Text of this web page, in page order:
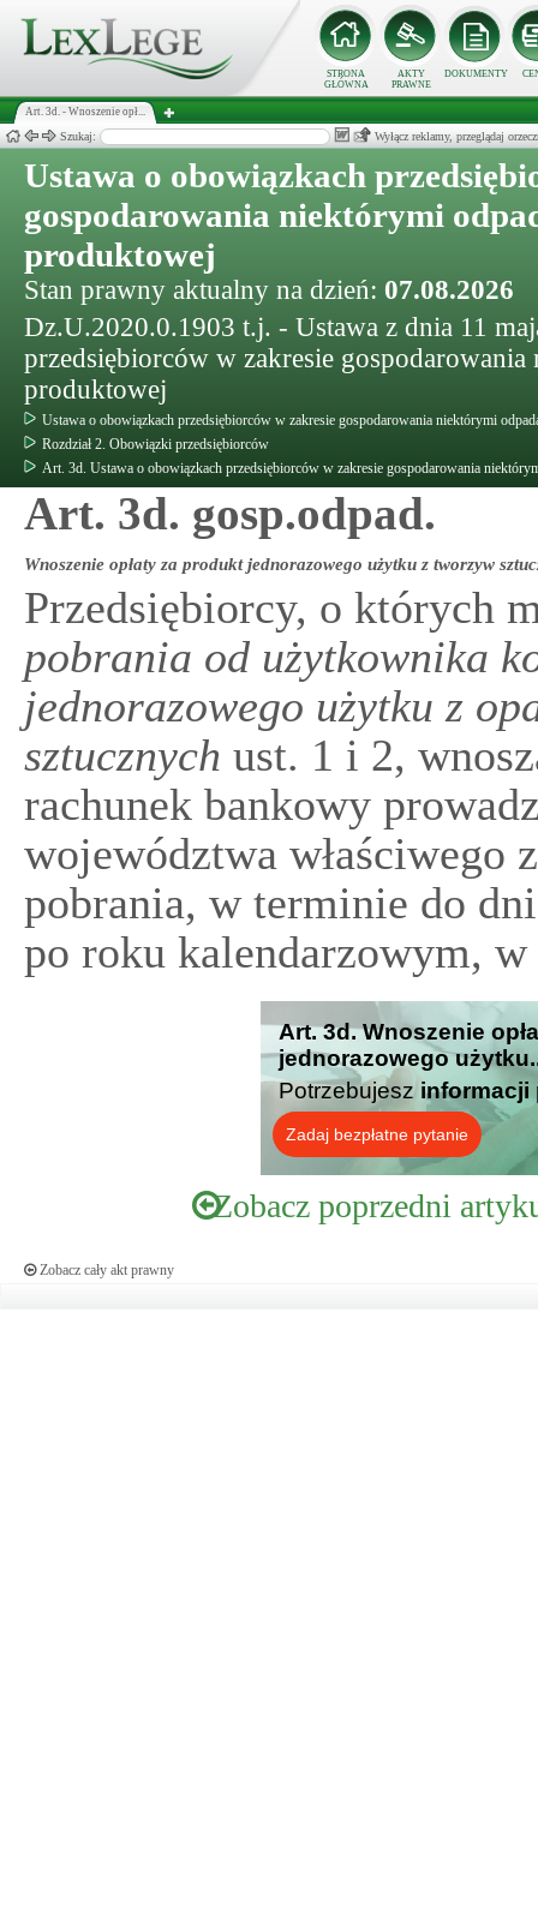
STRONA
GŁÓWNA
AKTY
PRAWNE
DOKUMENTY
Art. 3d. - Wnoszenie opł...
Szukaj: Wyłącz reklamy, przeglądaj
Ustawa o obowiązkach
gospodarowania niektórymi
produktowej
Stan prawny aktualny na dzień: 07.08.2026
Dz.U.2020.0.1903 t.j. - Ustawa z dnia 11
przedsiębiorców w zakresie
produktowej
Ustawa o obowiązkach przedsiębiorców w zakresie gospodarowania niektórymi
Rozdział 2. Obowiązki przedsiębiorców
Art. 3d. Ustawa o obowiązkach przedsiębiorców w zakresie gospodarowania
Art. 3d. gosp.odpad.
Wnoszenie opłaty za produkt jednorazowego użytku z tworzyw
Przedsiębiorcy, o których
pobrania od użytkownika
jednorazowego użytku z
sztucznych ust. 1 i 2,
rachunek bankowy
województwa właściwego
pobrania, w terminie do
po roku kalendarzowym, w
Art. 3d. Wnoszenie
jednorazowego
Potrzebujesz informacji
Zadaj bezpłatne pytanie
Zobacz poprzedni
Zobacz cały akt prawny